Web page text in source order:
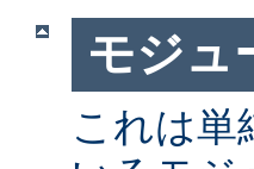
モジュ
これは単